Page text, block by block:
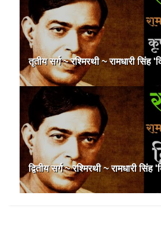
तृतीय सर्ग ~ रश्मिरथी ~ रामधारी सिंह
द्वितीय सर्ग ~ रश्मिरथी ~ रामधारी सिंह